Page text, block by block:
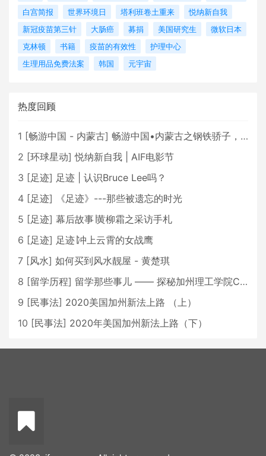
白宫简报
世界环境日 塔利班卷土重来
悦纳新自我
新冠疫苗第三针
大肠癌 募捐 美国研究生
微软日本
克林顿
书籍 疫苗的有效性
护理中心
生理用品免费法案
韩国 元宇宙
热度回顾
1 [畅游中国 - 内蒙古] 畅游中国•内蒙古之钢铁骄子，魅力包头
2 [环球星动] 悦纳新自我 | AIF电影节
3 [足迹] 足迹 | 认识Bruce Lee吗？
4 [足迹]
《足迹》---那些被遗忘的时光
5 [足迹] 幕后故事∣黄柳霜之采访手札
6 [足迹] 足迹∣冲上云霄的女战鹰
7 [风水] 如何买到风水靓屋 - 黄楚琪
8 [留学历程] 留学那些事儿 —— 探秘加州理工学院Caltech博士生活 [上集]
9 [民事法] 2020美国加州新法上路 （上）
10 [民事法] 2020年美国加州新法上路（下）